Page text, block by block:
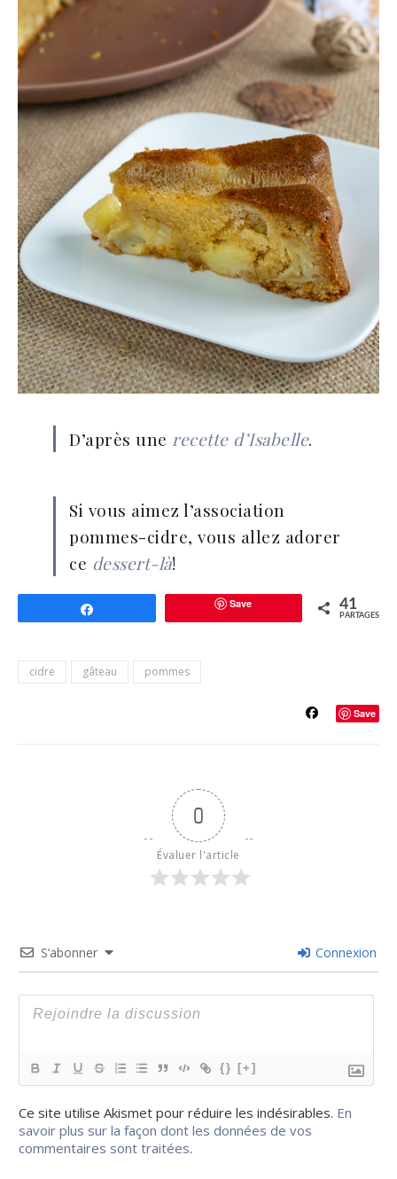
D’après une recette d’Isabelle.
Si vous aimez l’association
pommes-cidre, vous allez adorer
ce dessert-là!
Save 41
PARTAGES
cidre gâteau pommes
Save
0
Évaluer l'article
S’abonner Connexion
{} [+]
Ce site utilise Akismet pour réduire les indésirables. En
savoir plus sur la façon dont les données de vos
commentaires sont traitées.